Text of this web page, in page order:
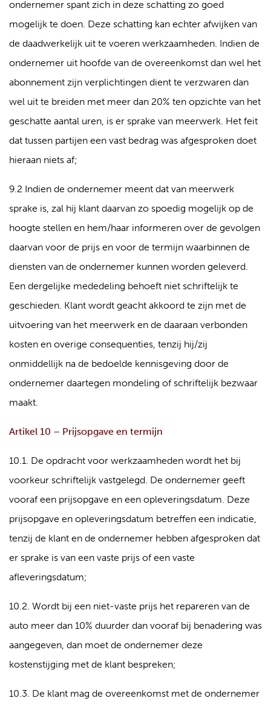
ondernemer spant zich in deze schatting zo goed
mogelijk te doen. Deze schatting kan echter afwijken van
de daadwerkelijk uit te voeren werkzaamheden. Indien de
ondernemer uit hoofde van de overeenkomst dan wel het
abonnement zijn verplichtingen dient te verzwaren dan
wel uit te breiden met meer dan 20% ten opzichte van het
geschatte aantal uren, is er sprake van meerwerk. Het feit
dat tussen partijen een vast bedrag was afgesproken doet
hieraan niets af;
9.2 Indien de ondernemer meent dat van meerwerk
sprake is, zal hij klant daarvan zo spoedig mogelijk op de
hoogte stellen en hem/haar informeren over de gevolgen
daarvan voor de prijs en voor de termijn waarbinnen de
diensten van de ondernemer kunnen worden geleverd.
Een dergelijke mededeling behoeft niet schriftelijk te
geschieden. Klant wordt geacht akkoord te zijn met de
uitvoering van het meerwerk en de daaraan verbonden
kosten en overige consequenties, tenzij hij/zij
onmiddellijk na de bedoelde kennisgeving door de
ondernemer daartegen mondeling of schriftelijk bezwaar
maakt.
Artikel 10 – Prijsopgave en termijn
10.1. De opdracht voor werkzaamheden wordt het bij
voorkeur schriftelijk vastgelegd. De ondernemer geeft
vooraf een prijsopgave en een opleveringsdatum. Deze
prijsopgave en opleveringsdatum betreffen een indicatie,
tenzij de klant en de ondernemer hebben afgesproken dat
er sprake is van een vaste prijs of een vaste
afleveringsdatum;
10.2. Wordt bij een niet-vaste prijs het repareren van de
auto meer dan 10% duurder dan vooraf bij benadering was
aangegeven, dan moet de ondernemer deze
kostenstijging met de klant bespreken;
10.3. De klant mag de overeenkomst met de ondernemer